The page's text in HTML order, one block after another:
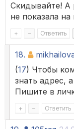
Скидывайте! А
не показала на
+ – Ответить
18.
(17) Чтобы
знать адрес,
Пишите в
+ – Ответить